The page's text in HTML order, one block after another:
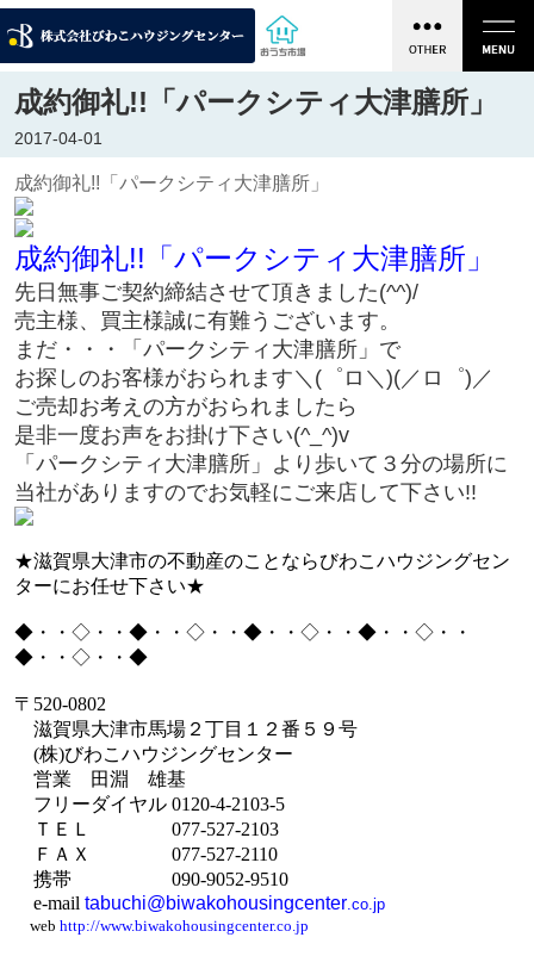
成約御礼!!「パークシティ大津膳所」
2017-04-01
成約御礼!!「パークシティ大津膳所」
成約御礼!!「パークシティ大津膳所」
先日無事ご契約締結させて頂きました(^^)/
売主様、買主様誠に有難うございます。
まだ・・・「パークシティ大津膳所」で
お探しのお客様がおられます＼(゜ロ＼)(／ロ゜)／
ご売却お考えの方がおられましたら
是非一度お声をお掛け下さい(^_^)v
「パークシティ大津膳所」より歩いて３分の場所に
当社がありますのでお気軽にご来店して下さい!!
★滋賀県大津市の不動産のことならびわこハウジングセン
ターにお任せ下さい★
◆・・◇・・◆・・◇・・◆・・◇・・◆・・◇・・
◆・・◇・・◆
〒 520-0802
滋賀県大津市馬場２丁目１２番５９号
(株)びわこハウジングセンター
営業 田淵 雄基
フリーダイヤル0120-4-2103-5
ＴＥＬ 077-527-2103
ＦＡＸ 077-527-2110
携帯
090-9052-9510
e-mail tabuchi@biwakohousingcenter.co.jp
web http://www.biwakohousingcenter.co.jp